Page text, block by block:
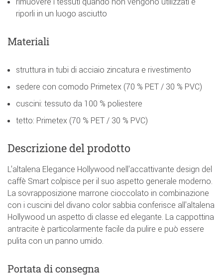
riporli in un luogo asciutto
Materiali
struttura in tubi di acciaio zincatura e rivestimento
sedere con comodo Primetex (70 % PET / 30 % PVC)
cuscini: tessuto da 100 % poliestere
tetto: Primetex (70 % PET / 30 % PVC)
Descrizione del prodotto
L'altalena Elegance Hollywood nell'accattivante design del
caffè Smart colpisce per il suo aspetto generale moderno.
La sovrapposizione marrone cioccolato in combinazione
con i cuscini del divano color sabbia conferisce all'altalena
Hollywood un aspetto di classe ed elegante. La cappottina
antracite è particolarmente facile da pulire e può essere
pulita con un panno umido.
Portata di consegna